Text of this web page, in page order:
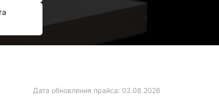
Дата обновления прайса: 02.08.2026